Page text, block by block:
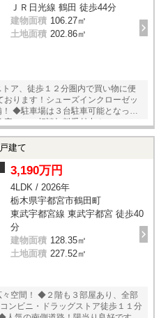
ＪＲ日光線 鶴田 徒歩44分
建物面積 106.27㎡
土地面積 202.86㎡
ア、徒歩１２分圏内で買い物に便
ります！シューズインクローゼッ
！ ◆駐車場は３台駐車可能となって
ローン相談無料受付中！
建て
3,190万円
4LDK / 2026年
栃木県宇都宮市鶴田町
東武宇都宮線 東武宇都宮 徒歩40
分
建物面積 128.35㎡
土地面積 227.52㎡
空間！ ◆２階も３部屋あり、全部
ンビニ・ドラッグストア徒歩１１分